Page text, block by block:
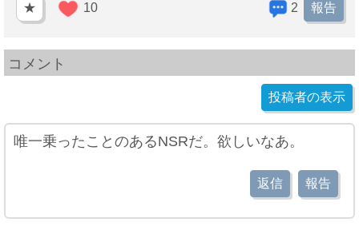
★ 10 2 報告
コメント
投稿者の表示
唯一乗ったことのあるNSRだ。欲しいなあ。
返信 報告